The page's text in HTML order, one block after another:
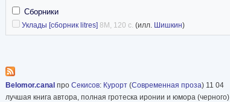
Сборники
Уклады [сборник litres] 8M, 120 с. (илл. Шишкин)
Belomor.canal про Секисов: Курорт (Современная проза) 11 04
лучшая книга автора, полная гротеска иронии и юмора (черного)